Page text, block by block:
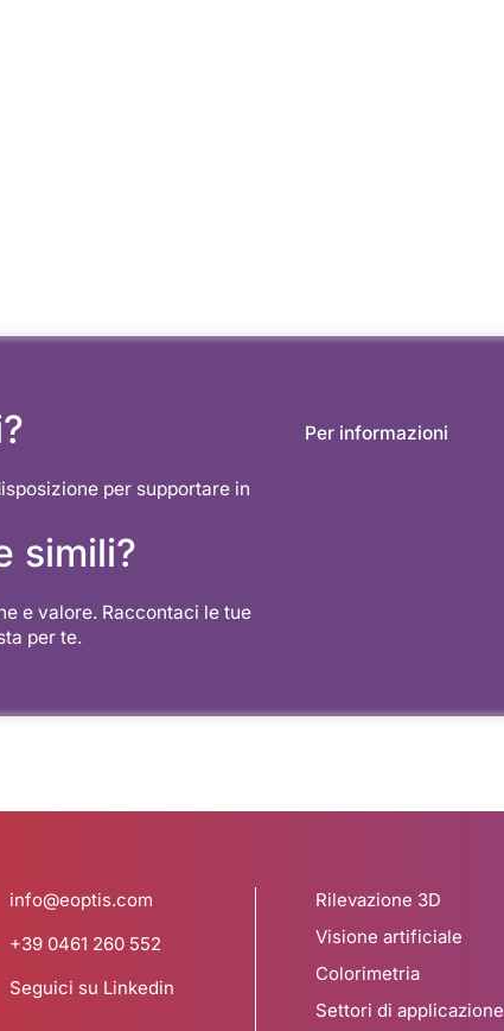
per supportare in
simili?
e valore. Raccontaci le tue
per te.
Per informazioni
info@eoptis.com
+39 0461 260 552
Seguici su Linkedin
Rilevazione 3D
Visione artificiale
Colorimetria
Settori di applicazione